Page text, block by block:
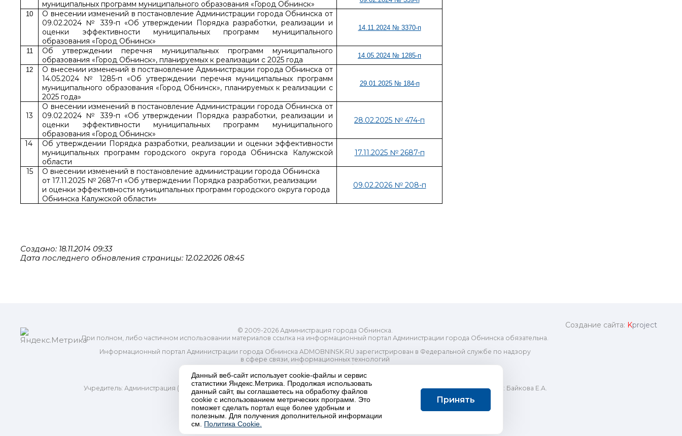
муниципальных программ муниципального образования «Город Обнинск»
10
О внесении изменений в постановление Администрации города Обнинска от
09.02.2024 № 339-п «Об утверждении Порядка разработки, реализации и
оценки эффективности муниципальных программ муниципального
образования «Город Обнинск»
14.11.2024 № 3370-п
11
Об утверждении перечня муниципальных программ муниципального
образования «Город Обнинск», планируемых к реализации с 2025 года
14.05.2024 № 1285-п
12
О внесении изменений в постановление Администрации города Обнинска от
14.05.2024 № 1285-п «Об утверждении перечня муниципальных программ
муниципального образования «Город Обнинск», планируемых к реализации с
2025 года»
29.01.2025 № 184-п
13
О внесении изменений в постановление Администрации города Обнинска от
09.02.2024 № 339-п «Об утверждении Порядка разработки, реализации и
оценки эффективности муниципальных программ муниципального
образования «Город Обнинск»
28.02.2025 № 474-п
14
Об утверждении Порядка разработки, реализации и оценки эффективности
муниципальных программ городского округа города Обнинска Калужской
области
17.11.2025 № 2687-п
15
О внесении изменений в постановление администрации города Обнинска
от 17.11.2025 № 2687-п «Об утверждении Порядка разработки, реализации
и оценки эффективности муниципальных программ городского округа города
Обнинска Калужской области»
09.02.2026 № 208-п
Создано: 18.11.2014 09:33
Дата последнего обновления страницы: 12.02.2026 08:45
© 2009-2026 Администрация города Обнинска.
При полном, либо частичном использовании материалов ссылка на информационный портал Администрации города Обнинска обязательна.
Информационный портал Администрации города Обнинска ADMOBNINSK.RU зарегистрирован в Федеральной службе по надзору
в сфере связи, информационных технологий
и массовых коммуникаций (Роскомнадзор) 24 июля 2018 года.
Свидетельство о регистрации Эл № ФС77-73321
Учредитель: Администрация (исполнительно-распорядительный орган) городского округа "Город Обнинск". Главный редактор: Байкова Е.А.
Адрес электронной почты Редакции: redactor@admobninsk.ru
Телефон Редакции: +7 (484) 395-85-85
Настоящий ресурс содержит материалы 18+
Политика в отношении обработки персональных данных
Создание сайта: Kproject
Данный веб-сайт использует cookie-файлы и сервис
статистики Яндекс.Метрика. Продолжая использовать
данный сайт, вы соглашаетесь на обработку файлов
cookie с использованием метрических программ. Это
поможет сделать портал еще более удобным и
полезным. Для получения дополнительной информации
см. Политика Cookie.
Принять